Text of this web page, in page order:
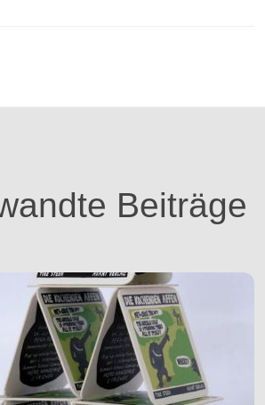
Beiträge